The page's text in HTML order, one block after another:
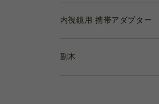
内視鏡用 携帯アダプター
副木